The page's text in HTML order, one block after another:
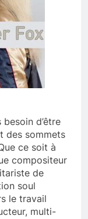
d’être
des sommets
ce soit à
compositeur
de
soul
le travail
multi-